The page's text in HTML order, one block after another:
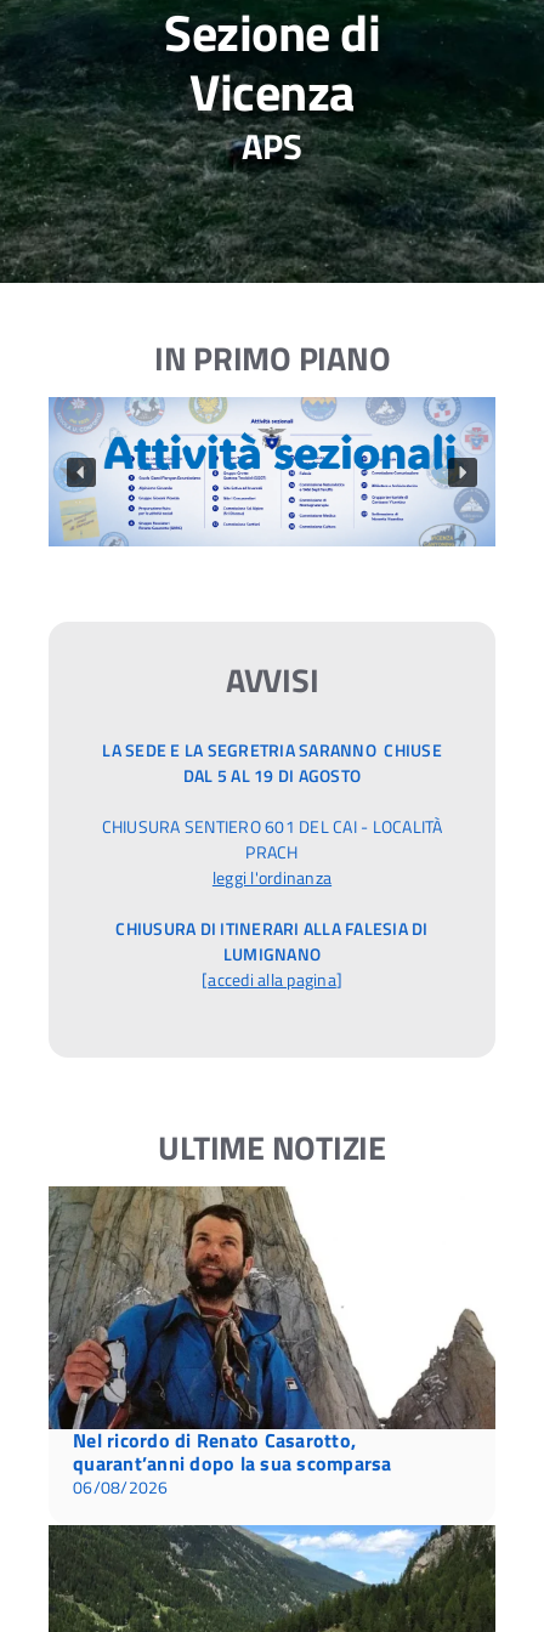
Sezione di
Vicenza
APS
IN PRIMO PIANO
AVVISI
LA SEDE E LA SEGRETRIA SARANNO CHIUSE
DAL 5 AL 19 DI AGOSTO
CHIUSURA SENTIERO 601 DEL CAI - LOCALITÀ
PRACH
leggi l'ordinanza
CHIUSURA DI ITINERARI ALLA FALESIA DI
LUMIGNANO
[accedi alla pagina]
ULTIME NOTIZIE
Nel ricordo di Renato Casarotto,
quarant’anni dopo la sua scomparsa
06/08/2026